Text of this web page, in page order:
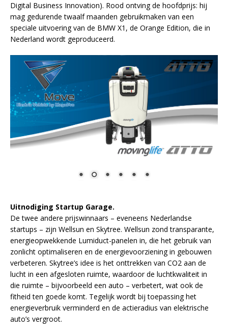
Digital Business Innovation). Rood ontving de hoofdprijs: hij
mag gedurende twaalf maanden gebruikmaken van een
speciale uitvoering van de BMW X1, de Orange Edition, die in
Nederland wordt geproduceerd.
Uitnodiging Startup Garage.
De twee andere prijswinnaars – eveneens Nederlandse
startups – zijn Wellsun en Skytree. Wellsun zond transparante,
energieopwekkende Lumiduct-panelen in, die het gebruik van
zonlicht optimaliseren en de energievoorziening in gebouwen
verbeteren. Skytree’s idee is het onttrekken van CO2 aan de
lucht in een afgesloten ruimte, waardoor de luchtkwaliteit in
die ruimte – bijvoorbeeld een auto – verbetert, wat ook de
fitheid ten goede komt. Tegelijk wordt bij toepassing het
energieverbruik verminderd en de actieradius van elektrische
auto’s vergroot.